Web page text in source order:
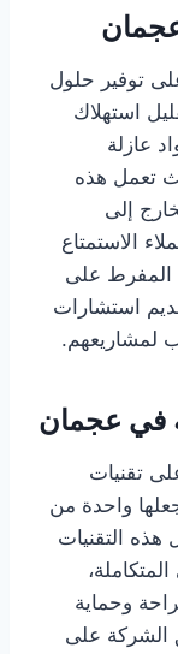
توفير حلول
استهلاك
عازلة
تعمل هذه
إلى
الاستمتاع
المفرط على
استشارات
لمشاريعهم.
في عجمان
تقنيات
واحدة من
التقنيات
وحماية
الشركة على